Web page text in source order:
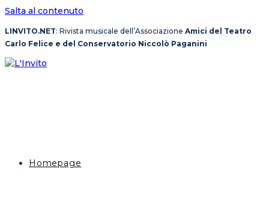
Salta al contenuto
LINVITO.NET: Rivista musicale dell’Associazione Amici del Teatro
Carlo Felice e del Conservatorio Niccolò Paganini
Homepage